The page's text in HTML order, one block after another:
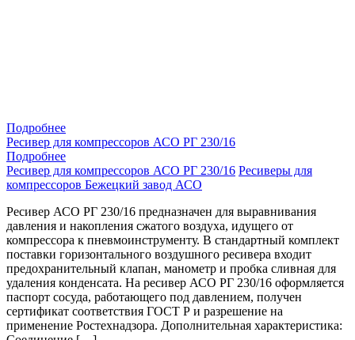
Подробнее
Ресивер для компрессоров АСО РГ 230/16
Подробнее
Ресивер для компрессоров АСО РГ 230/16 Ресиверы для
компрессоров Бежецкий завод АСО
Ресивер АСО РГ 230/16 предназначен для выравнивания
давления и накопления сжатого воздуха, идущего от
компрессора к пневмоинструменту. В стандартный комплект
поставки горизонтального воздушного ресивера входит
предохранительный клапан, манометр и пробка сливная для
удаления конденсата. На ресивер АСО РГ 230/16 оформляется
паспорт сосуда, работающего под давлением, получен
сертификат соответствия ГОСТ Р и разрешение на
применение Ростехнадзора. Дополнительная характеристика: